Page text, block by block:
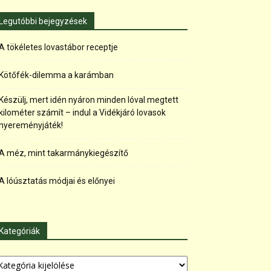
bejegyzések
tökéletes lovastábor receptje
dilemma a karámban
mert idén nyáron minden lóval megtett
számít – indul a Vidékjáró lovasok
méz, mint takarmánykiegészítő
lóúsztatás módjai és előnyei